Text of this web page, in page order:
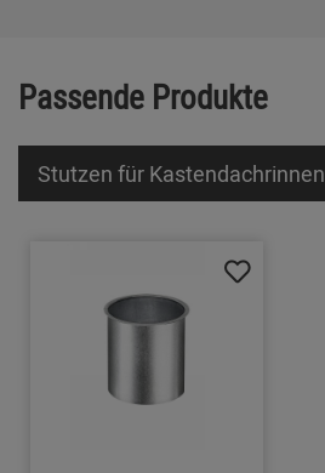
Passende Produkte
Stutzen für Kastendachrinnen